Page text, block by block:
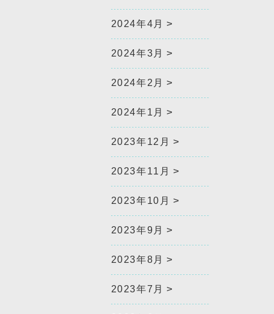
2024年4月
2024年3月
2024年2月
2024年1月
2023年12月
2023年11月
2023年10月
2023年9月
2023年8月
2023年7月